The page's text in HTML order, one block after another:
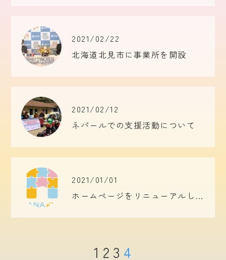
2021/02/22
北海道北見市に事業所を開設
2021/02/12
ネパールでの支援活動について
2021/01/01
ホームページをリニューアルしました。
1 2 3 4